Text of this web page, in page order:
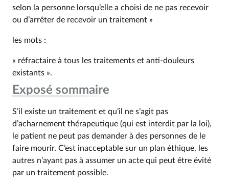
selon la personne lorsqu’elle a choisi de ne pas recevoir
ou d’arrêter de recevoir un traitement »
les mots :
« réfractaire à tous les traitements et anti-douleurs
existants ».
Exposé sommaire
S’il existe un traitement et qu’il ne s’agit pas
d’acharnement thérapeutique (qui est interdit par la loi),
le patient ne peut pas demander à des personnes de le
faire mourir. C’est inacceptable sur un plan éthique, les
autres n’ayant pas à assumer un acte qui peut être évité
par un traitement possible.